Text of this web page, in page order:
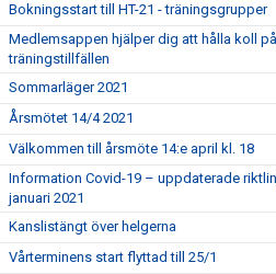
Bokningsstart till HT-21 - träningsgrupper
Medlemsappen hjälper dig att hålla koll
träningstillfällen
Sommarläger 2021
Årsmötet 14/4 2021
Välkommen till årsmöte 14:e april kl. 18
Information Covid-19 – uppdaterade
januari 2021
Kanslistängt över helgerna
Vårterminens start flyttad till 25/1